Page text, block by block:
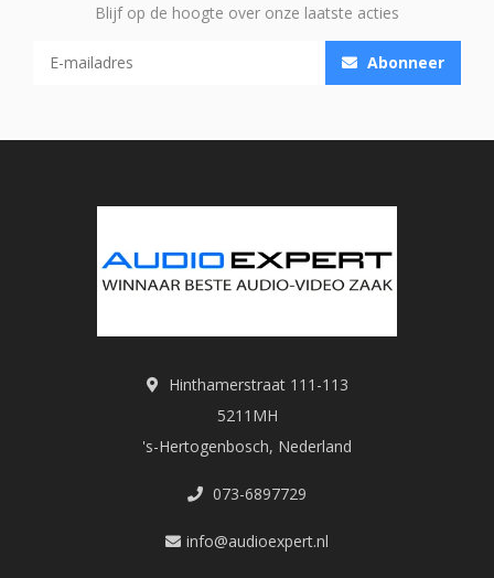
Blijf op de hoogte over onze laatste acties
Abonneer
Hinthamerstraat 111-113
5211MH
's-Hertogenbosch, Nederland
073-6897729
info@audioexpert.nl